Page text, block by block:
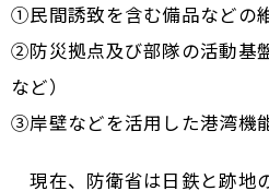
①民間誘致を含む備品などの
②防災拠点及び部隊の活動基
など）
③岸壁などを活用した港湾機
現在、防衛省は日鉄と跡地